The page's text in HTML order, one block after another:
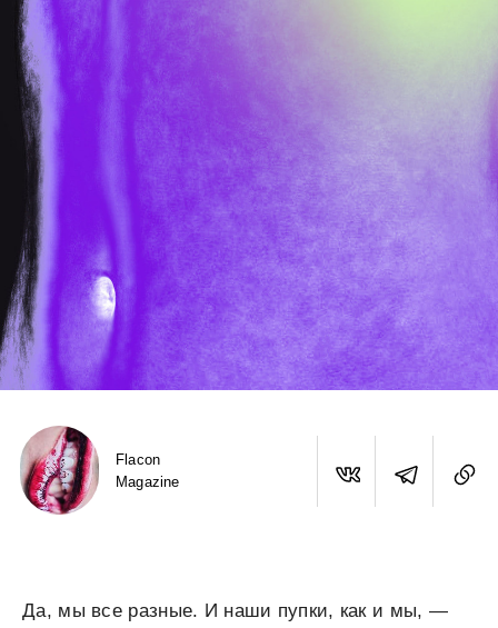
Flacon
Magazine
Да, мы все разные. И наши пупки, как и мы, —